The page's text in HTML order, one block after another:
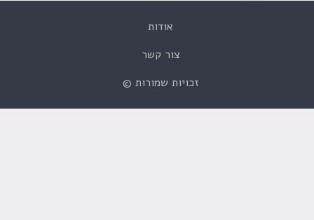
אודות
צור קשר
זכויות שמורות ©